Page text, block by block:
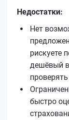
Недостатки:
Нет
рискуете
дешёвый
быстро